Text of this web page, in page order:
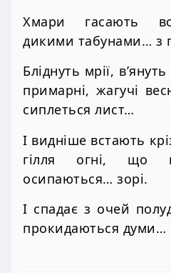
Хмари гасають
дикими табунами… з
Бліднуть мрії,
примарні, жагучі
сиплеться лист…
І видніше встають
гілля огні, що
осипаються… зорі.
І спадає з очей
прокидаються думи…